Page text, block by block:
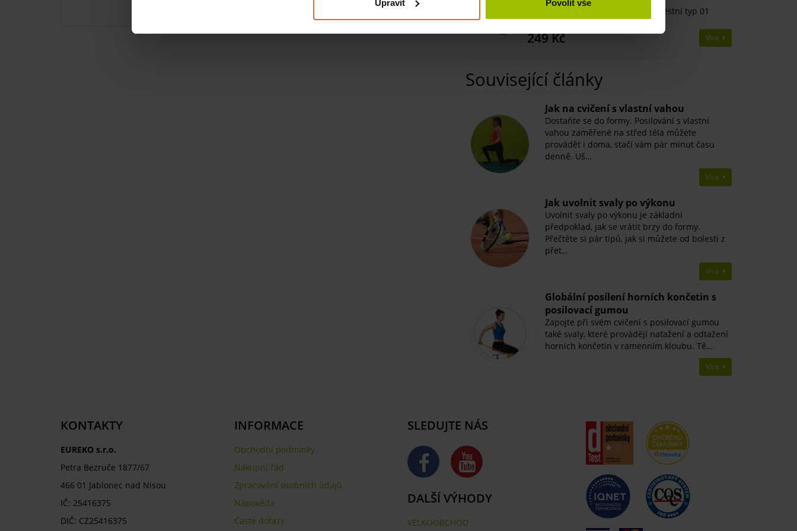
Upravit Povolit vše
Avicenum ORTHO 360 bandáž zápěstní typ 01
249 Kč Více
Související články
​Jak na cvičení s vlastní vahou
Dostaňte se do formy. Posilování s vlastní
vahou zaměřené na střed těla můžete
provádět i doma, stačí vám pár minut času
denně. Uš…
Více
​Jak uvolnit svaly po výkonu
Uvolnit svaly po výkonu je základní
předpoklad, jak se vrátit brzy do formy.
Přečtěte si pár tipů, jak si můžete od bolesti z
přet…
Více
Globální posílení horních končetin s
posilovací gumou
Zapojte při svém cvičení s posilovací gumou
také svaly, které provádějí natažení a odtažení
horních končetin v ramenním kloubu. Tě…
Více
KONTAKTY
EUREKO s.r.o.
Petra Bezruče 1877/67
466 01 Jablonec nad Nisou
IČ: 25416375
DIČ: CZ25416375
INFORMACE
Obchodní podmínky
Nákupní řád
Zpracování osobních údajů
Nápověda
Časté dotazy
SLEDUJTE NÁS
DALŠÍ VÝHODY
VELKOOBCHOD